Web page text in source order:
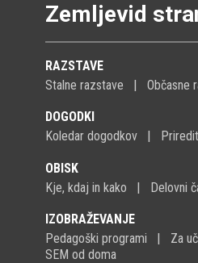
Zemljevid
RAZSTAVE
Stalne razstave
Občasne
DOGODKI
Koledar dogodkov
OBISK
Kje, kdaj in kako
Delovni
IZOBRAŽEVANJE
Pedagoški programi
Za
SEM od doma